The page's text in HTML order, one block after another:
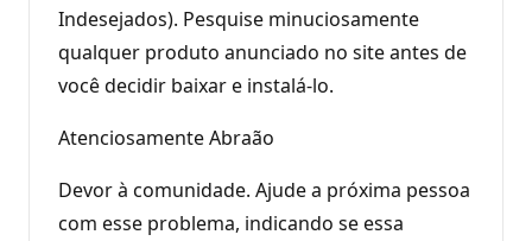
Indesejados). Pesquise minuciosamente
qualquer produto anunciado no site antes de
você decidir baixar e instalá-lo.
Atenciosamente Abraão
Devor à comunidade. Ajude a próxima pessoa
com esse problema, indicando se essa